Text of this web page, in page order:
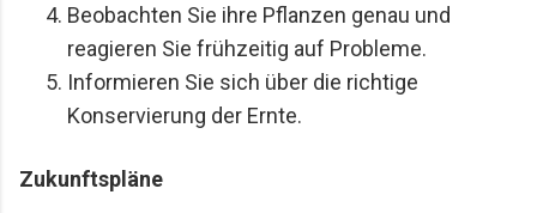
Beobachten Sie ihre Pflanzen genau und
reagieren Sie frühzeitig auf Probleme.
Informieren Sie sich über die richtige
Konservierung der Ernte.
Zukunftspläne